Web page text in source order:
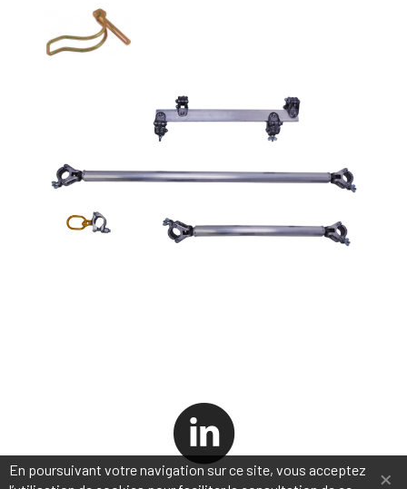
×
En poursuivant votre navigation sur ce site, vous acceptez